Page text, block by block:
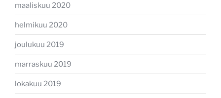
maaliskuu 2020
helmikuu 2020
joulukuu 2019
marraskuu 2019
lokakuu 2019